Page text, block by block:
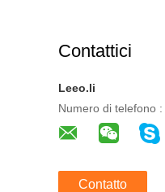
Contattici
Leeo.li
Numero di telefono :
Contatto